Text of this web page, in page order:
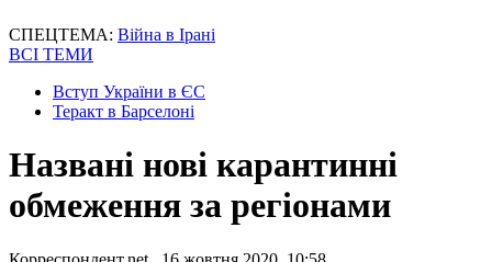
СПЕЦТЕМА: Війна в Ірані
ВСІ ТЕМИ
Вступ України в ЄС
Теракт в Барселоні
Названі нові карантинні
обмеження за регіонами